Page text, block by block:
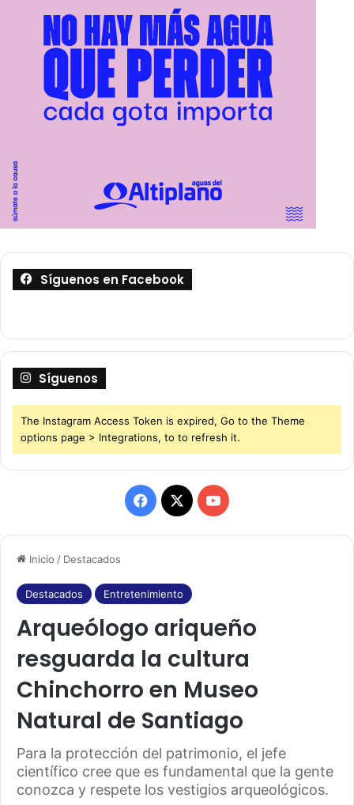
Inicio / Destacados
Destacados Entretenimiento
Arqueólogo ariqueño
resguarda la cultura
Chinchorro en Museo
Natural de Santiago
Para la protección del patrimonio, el jefe
científico cree que es fundamental que la gente
conozca y respete los vestigios arqueológicos.
Síguenos en Facebook
Síguenos
The Instagram Access Token is expired, Go to the Theme
options page > Integrations, to to refresh it.
F
a
e
b
o
o
k
X
Y
o
u
b
e